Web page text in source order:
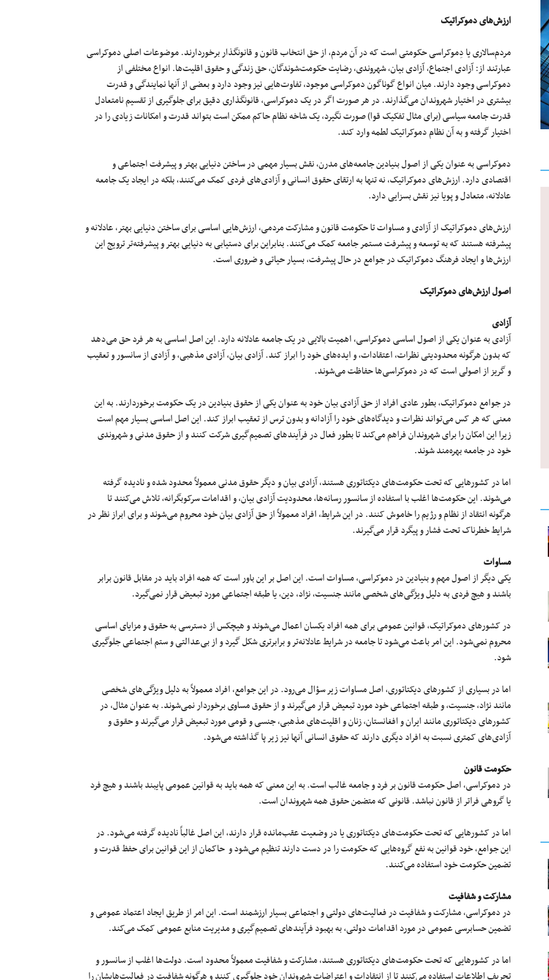
ارزش‌های دموکراتیک
مردم‌سالاری یا دِموکراسی حکومتی است که در آن مردم، از حق انتخاب قانون و قانونگذار برخوردارند. موضوعات اصلی دموکراسی
عبارتند از: آزادی اجتماع، آزادی بیان، شهروندی، رضایت حکومت‌شوندگان، حق زندگی و حقوق اقلیت‌ها. انواع مختلفی از
دموکراسی وجود دارند. میان انواع گوناگون دموکراسی موجود، تفاوت‌هایی نیز وجود دارد و بعضی از آنها نمایندگی و قدرت
بیشتری در اختیار شهروندان می‌گذارند. در هر صورت اگر در یک دموکراسی، قانونگذاری دقیق برای جلوگیری از تقسیم نامتعادل
قدرت جامعه سیاسی (برای مثال تفکیک قوا) صورت نگیرد، یک شاخه نظام حاکم ممکن است بتواند قدرت و امکانات زیادی را در
اختیار گرفته و به آن نظام دموکراتیک لطمه وارد کند.
دموکراسی به عنوان یکی از اصول بنیادین جامعه‌های مدرن، نقش بسیار مهمی در ساختن دنیایی بهتر و پیشرفت اجتماعی و
اقتصادی دارد. ارزش‌های دموکراتیک، نه تنها به ارتقای حقوق انسانی و آزادی‌های فردی کمک می‌کنند، بلکه در ایجاد یک جامعه
عادلانه، متعادل و پویا نیز نقش بسزایی دارد.
ارزش‌های دموکراتیک از آزادی و مساوات تا حکومت قانون و مشارکت مردمی، ارزش‌هایی اساسی برای ساختن دنیایی بهتر، عادلانه و
پیشرفته هستند که به توسعه و پیشرفت مستمر جامعه کمک می‌کنند. بنابراین برای دستیابی به دنیایی بهتر و پیشرفته‌تر ترویج این
ارزش‌ها و ایجاد فرهنگ دموکراتیک در جوامع در حال پیشرفت، بسیار حیاتی و ضروری است.
اصول ارزش‌های دموکراتیک
آزادی
آزادی به عنوان یکی از اصول اساسی دموکراسی، اهمیت بالایی در یک جامعه عادلانه دارد. این اصل اساسی به هر فرد حق می‌دهد
که بدون هرگونه محدودیتی نظرات، اعتقادات، و ایده‌های خود را ابراز کند. آزادی بیان، آزادی مذهبی، و آزادی از سانسور و تعقیب
و گریز از اصولی است که در دموکراسی‌ها حفاظت می‌شوند.
در جوامع دموکراتیک، بطور عادی افراد از حق آزادی بیان خود به عنوان یکی از حقوق بنیادین در یک حکومت برخوردارند. به این
معنی که هر کس می‌تواند نظرات و دیدگاه‌های خود را آزادانه و بدون ترس از تعقیب ابراز کند. این اصل اساسی بسیار مهم است
زیرا این امکان را برای شهروندان فراهم می‌کند تا بطور فعال در فرآیندهای تصمیم‌گیری شرکت کنند و از حقوق مدنی و شهروندی
خود در جامعه بهره‌مند شوند.
اما در کشورهایی که تحت حکومت‌های دیکتاتوری هستند، آزادی بیان و دیگر حقوق مدنی معمولاً محدود شده و نادیده گرفته
می‌شوند. این حکومت‌ها اغلب با استفاده از سانسور رسانه‌ها، محدودیت آزادی بیان، و اقدامات سرکوبگرانه، تلاش می‌کنند تا
هرگونه انتقاد از نظام و رژیم را خاموش کنند. در این شرایط، افراد معمولاً از حق آزادی بیان خود محروم می‌شوند و برای ابراز نظر در
شرایط خطرناک تحت فشار و پیگرد قرار می‌گیرند.
مساوات
یکی دیگر از اصول مهم و بنیادین در دموکراسی، مساوات است. این اصل بر این باور است که همه افراد باید در مقابل قانون برابر
باشند و هیچ فردی به دلیل ویژگی‌های شخصی مانند جنسیت، نژاد، دین، یا طبقه اجتماعی مورد تبعیض قرار نمی‌گیرد.
در کشورهای دموکراتیک، قوانین عمومی برای همه افراد یکسان اعمال می‌شوند و هیچکس از دسترسی به حقوق و مزایای اساسی
محروم نمی‌شود. این امر باعث می‌شود تا جامعه در شرایط عادلانه‌تر و برابرتری شکل گیرد و از بی‌عدالتی‌ و ستم‌ اجتماعی جلوگیری
شود.
اما در بسیاری از کشورهای دیکتاتوری، اصل مساوات زیر سؤال می‌رود. در این جوامع، افراد معمولاً به دلیل ویژگی‌های شخصی
مانند نژاد، جنسیت، و طبقه اجتماعی خود مورد تبعیض قرار می‌گیرند و از حقوق مساوی برخوردار نمی‌شوند. به عنوان مثال، در
کشورهای دیکتاتوری مانند ایران و افغانستان، زنان و اقلیت‌های مذهبی، جنسی و قومی مورد تبعیض قرار می‌گیرند و حقوق و
آزادی‌های کمتری نسبت به افراد دیگری دارند که حقوق انسانی‌ آنها نیز زیر پا گذاشته می‌شود.
حکومت قانون
در دموکراسی، اصل حکومت قانون بر فرد و جامعه غالب است. به این معنی که همه باید به قوانین عمومی پایبند باشند و هیچ فرد
یا گروهی فراتر از قانون نباشد. قانونی که متضمن حقوق همه شهروندان است.
اما در کشورهایی که تحت حکومت‌های دیکتاتوری یا در وضعیت عقب‌مانده قرار دارند، این اصل غالباً نادیده گرفته می‌شود. در
این جوامع، خود قوانین به نفع گروه‌هایی که حکومت را در دست دارند تنظیم می‌شود و حاکمان از این قوانین برای حفظ قدرت و
تضمین حکومت خود استفاده می‌کنند.
مشارکت و شفافیت
در دموکراسی، مشارکت و شفافیت در فعالیت‌های دولتی و اجتماعی بسیار ارزشمند است. این امر از طریق ایجاد اعتماد عمومی و
تضمین حسابرسی عمومی در مورد اقدامات دولتی، به بهبود فرآیندهای تصمیم‌گیری و مدیریت منابع عمومی کمک می‌کند.
اما در کشورهایی که تحت حکومت‌های دیکتاتوری هستند، مشارکت و شفافیت معمولاً محدود است. دولت‌ها اغلب از سانسور و
تحریف اطلاعات استفاده می‌کنند تا از انتقادات و اعتراضات شهروندان خود جلوگیری کنند و هرگونه شفافیت در فعالیت‌هایشان را